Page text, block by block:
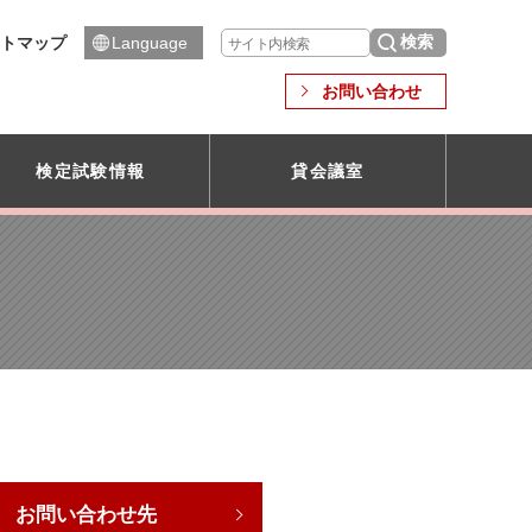
マップ Language
お問い合わせ
検定試験情報 貸会議室
お問い合わせ先